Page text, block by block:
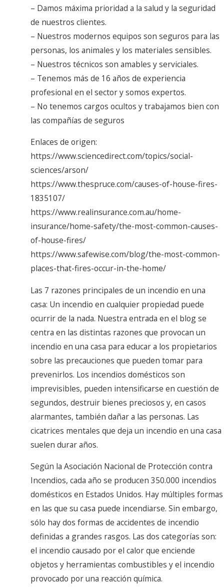
– Damos máxima prioridad a la salud y la seguridad
de nuestros clientes.
– Nuestros modernos equipos son seguros para las
personas, los animales y los materiales sensibles.
– Nuestros técnicos son amables y serviciales.
– Tenemos más de 16 años de experiencia
profesional en el sector y somos expertos.
– No tenemos cargos ocultos y trabajamos bien con
las compañías de seguros
Enlaces de origen:
https://www.sciencedirect.com/topics/social-
sciences/arson/
https://www.thespruce.com/causes-of-house-fires-
1835107/
https://www.realinsurance.com.au/home-
insurance/home-safety/the-most-common-causes-
of-house-fires/
https://www.safewise.com/blog/the-most-common-
places-that-fires-occur-in-the-home/
Las 7 razones principales de un incendio en una
casa: Un incendio en cualquier propiedad puede
ocurrir de la nada. Nuestra entrada en el blog se
centra en las distintas razones que provocan un
incendio en una casa para educar a los propietarios
sobre las precauciones que pueden tomar para
prevenirlos. Los incendios domésticos son
imprevisibles, pueden intensificarse en cuestión de
segundos, destruir bienes preciosos y, en casos
alarmantes, también dañar a las personas. Las
cicatrices mentales que deja un incendio en una casa
suelen durar años.
Según la Asociación Nacional de Protección contra
Incendios, cada año se producen 350.000 incendios
domésticos en Estados Unidos. Hay múltiples formas
en las que su casa puede incendiarse. Sin embargo,
sólo hay dos formas de accidentes de incendio
definidas a grandes rasgos. Las dos categorías son:
el incendio causado por el calor que enciende
objetos y herramientas combustibles y el incendio
provocado por una reacción química.